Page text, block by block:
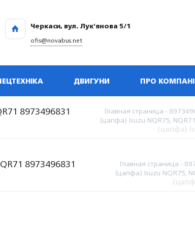
Черкаси, вул. Лук'янова 5/1
ofis@novabus.net
ДВИГУНИ ПРО
8973496831 Главная страница
(цапфа) Isuzu NQR75, NQR71
8973496831 Главная страница
(цапфа) Isuzu NQR75,